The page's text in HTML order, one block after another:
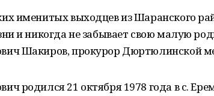
именитых выходцев из Шаранского
и никогда не забывает свою малую
Шакиров, прокурор Дюртюлинской
родился 21 октября 1978 года в с.